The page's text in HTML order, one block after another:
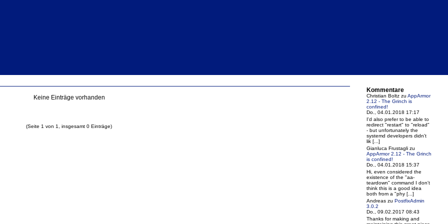
Keine Einträge vorhanden
(Seite 1 von 1, insgesamt 0 Einträge)
Kommentare
Christian Boltz zu AppArmor
2.12 - The Grinch is
confined!
Do., 04.01.2018 17:17
I'd also prefer to be able to
redirect "restart" to "reload"
- but unfortunately the
systemd developers didn't
lik [...]
Gianluca Frustagli zu
AppArmor 2.12 - The Grinch
is confined!
Do., 04.01.2018 15:37
Hi, even considered the
existence of the "aa-
teardown" command I don't
think this is a good idea
both from a "phy [...]
Andreas zu PostfixAdmin
3.0.2
Do., 09.02.2017 08:43
Thanks for making and